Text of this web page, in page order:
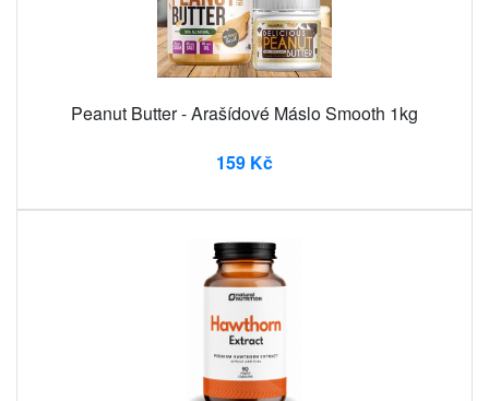
Peanut Butter - Arašídové Máslo Smooth 1kg
159 Kč